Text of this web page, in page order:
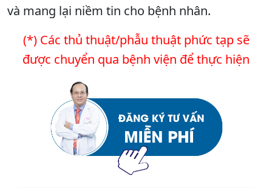
và mang lại niềm tin cho bệnh nhân.
(*) Các thủ thuật/phẫu thuật phức tạp sẽ
được chuyển qua bệnh viện để thực hiện